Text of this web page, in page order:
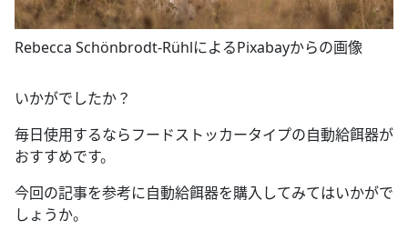
Rebecca Schönbrodt-RühlによるPixabayからの画像
いかがでしたか？
毎日使用するならフードストッカータイプの自動給餌器が
おすすめです。
今回の記事を参考に自動給餌器を購入してみてはいかがで
しょうか。